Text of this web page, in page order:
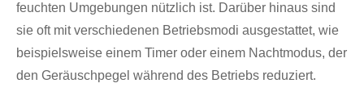
feuchten Umgebungen nützlich ist. Darüber hinaus sind
sie oft mit verschiedenen Betriebsmodi ausgestattet, wie
beispielsweise einem Timer oder einem Nachtmodus, der
den Geräuschpegel während des Betriebs reduziert.